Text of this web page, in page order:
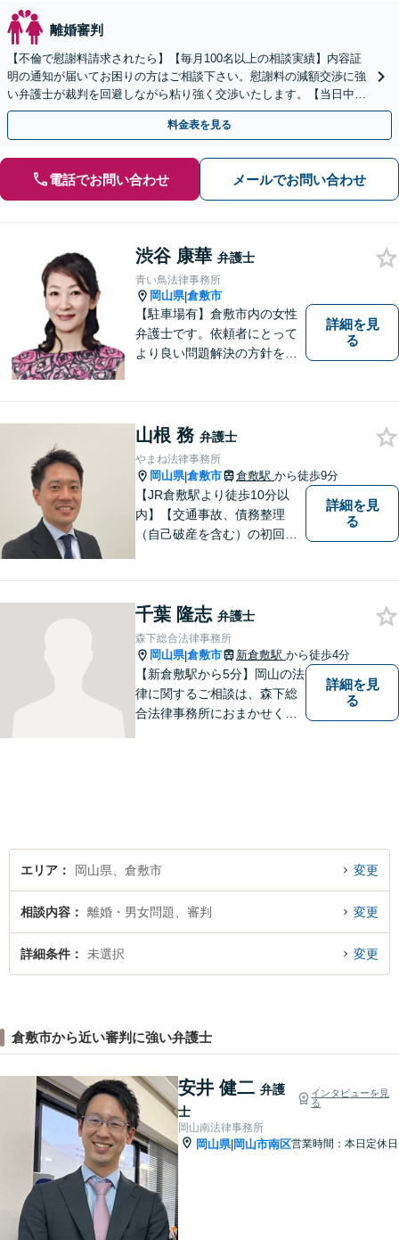
離婚審判
【不倫で慰謝料請求されたら】【毎月100名以上の相談実績】内容証
明の通知が届いてお困りの方はご相談下さい。慰謝料の減額交渉に強
い弁護士が裁判を回避しながら粘り強く交渉いたします。【当日中の
相談可(予約制)】【全国対応】
料金表を見る
電話でお問い合わせ メールでお問い合わせ
渋谷 康華 弁護士
青い鳥法律事務所
岡山県|倉敷市
【駐車場有】倉敷市内の女性
弁護士です。依頼者にとって
より良い問題解決の方針を示
ご相談が納得のいく解決への
第一歩です。お一人で悩まず
に、お気軽にご相談くださ
い。
詳細を見
る
山根 務 弁護士
やまね法律事務所
岡山県|倉敷市 倉敷駅 から徒歩9分
【JR倉敷駅より徒歩10分以
内】【交通事故、債務整理
（自己破産を含む）の初回相
詳細を見
る
千葉 隆志 弁護士
森下総合法律事務所
岡山県|倉敷市 新倉敷駅 から徒歩4分
【新倉敷駅から5分】岡山の法
律に関するご相談は、森下総
合法律事務所におまかせくだ
詳細を見
る
エリア 岡山県、倉敷市 変更
相談内容 離婚・男女問題、審判 変更
詳細条件 未選択 変更
倉敷市から近い審判に強い弁護士
安井 健二 弁護
士
インタビューを見
る
岡山南法律事務所
岡山県| 岡山市南区営業時間：本日定休日